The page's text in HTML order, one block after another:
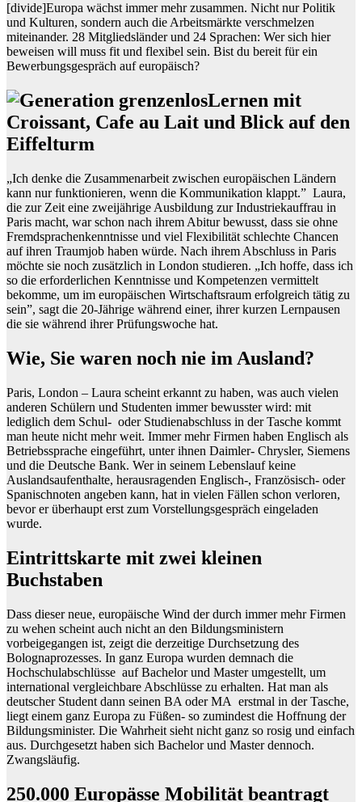
[divide]Europa wächst immer mehr zusammen. Nicht nur Politik
und Kulturen, sondern auch die Arbeitsmärkte verschmelzen
miteinander. 28 Mitgliedsländer und 24 Sprachen: Wer sich hier
beweisen will muss fit und flexibel sein. Bist du bereit für ein
Bewerbungsgespräch auf europäisch?
Lernen mit
Croissant, Cafe au Lait und Blick auf den
Eiffelturm
„Ich denke die Zusammenarbeit zwischen europäischen Ländern
kann nur funktionieren, wenn die Kommunikation klappt.” Laura,
die zur Zeit eine zweijährige Ausbildung zur Industriekauffrau in
Paris macht, war schon nach ihrem Abitur bewusst, dass sie ohne
Fremdsprachenkenntnisse und viel Flexibilität schlechte Chancen
auf ihren Traumjob haben würde. Nach ihrem Abschluss in Paris
möchte sie noch zusätzlich in London studieren. „Ich hoffe, dass ich
so die erforderlichen Kenntnisse und Kompetenzen vermittelt
bekomme, um im europäischen Wirtschaftsraum erfolgreich tätig zu
sein”, sagt die 20-Jährige während einer, ihrer kurzen Lernpausen
die sie während ihrer Prüfungswoche hat.
Wie, Sie waren noch nie im Ausland?
Paris, London – Laura scheint erkannt zu haben, was auch vielen
anderen Schülern und Studenten immer bewusster wird: mit
lediglich dem Schul- oder Studienabschluss in der Tasche kommt
man heute nicht mehr weit. Immer mehr Firmen haben Englisch als
Betriebssprache eingeführt, unter ihnen Daimler- Chrysler, Siemens
und die Deutsche Bank. Wer in seinem Lebenslauf keine
Auslandsaufenthalte, herausragenden Englisch-, Französisch- oder
Spanischnoten angeben kann, hat in vielen Fällen schon verloren,
bevor er überhaupt erst zum Vorstellungsgespräch eingeladen
wurde.
Eintrittskarte mit zwei kleinen
Buchstaben
Dass dieser neue, europäische Wind der durch immer mehr Firmen
zu wehen scheint auch nicht an den Bildungsministern
vorbeigegangen ist, zeigt die derzeitige Durchsetzung des
Bolognaprozesses. In ganz Europa wurden demnach die
Hochschulabschlüsse auf Bachelor und Master umgestellt, um
international vergleichbare Abschlüsse zu erhalten. Hat man als
deutscher Student dann seinen BA oder MA erstmal in der Tasche,
liegt einem ganz Europa zu Füßen- so zumindest die Hoffnung der
Bildungsminister. Die Wahrheit sieht nicht ganz so rosig und einfach
aus. Durchgesetzt haben sich Bachelor und Master dennoch.
Zwangsläufig.
250.000 Europässe Mobilität beantragt